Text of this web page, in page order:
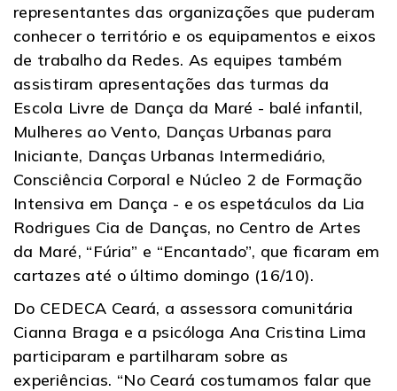
representantes das organizações que puderam
conhecer o território e os equipamentos e eixos
de trabalho da Redes. As equipes também
assistiram apresentações das turmas da
Escola Livre de Dança da Maré - balé infantil,
Mulheres ao Vento, Danças Urbanas para
Iniciante, Danças Urbanas Intermediário,
Consciência Corporal e Núcleo 2 de Formação
Intensiva em Dança - e os espetáculos da Lia
Rodrigues Cia de Danças, no Centro de Artes
da Maré, “Fúria” e “Encantado”, que ficaram em
cartazes até o último domingo (16/10).
Do CEDECA Ceará, a assessora comunitária
Cianna Braga e a psicóloga Ana Cristina Lima
participaram e partilharam sobre as
experiências. “No Ceará costumamos falar que